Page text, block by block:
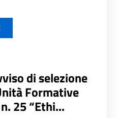
di selezione
Formative
25 “Ethi...